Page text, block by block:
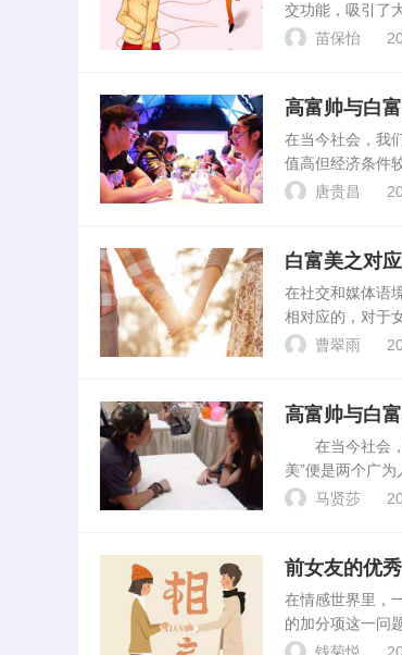
交功能，吸引了
的之一，是否是
苗保怡
高富帅与白
在当今社会，我
值高但经济条件
么大部分高富帅
唐贵昌
白富美之对
在社交和媒体语
相对应的，对于
众的女性。对于
曹翠雨
高富帅与白
在当今社会，
美”便是两个广
好生活的追求和
马贤莎
前女友的优
在情感世界里，
的加分项这一问
实会带来一定的